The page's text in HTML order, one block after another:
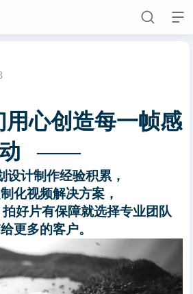


化
心创造每一帧感
——
设计制作经验积累，
化视频解决方案，
好片有保障就选择专业团队
更多的客户。